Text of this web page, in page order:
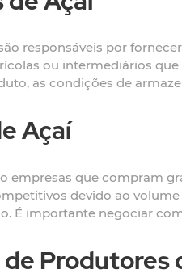
responsáveis por
ou intermediários
as condições de
Açaí
empresas que compram
devido ao
É importante negociar
Produtores